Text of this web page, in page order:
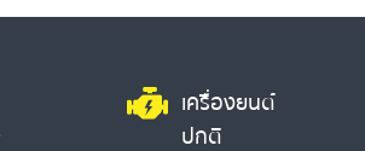
เครื่องยนต์
ปกติ